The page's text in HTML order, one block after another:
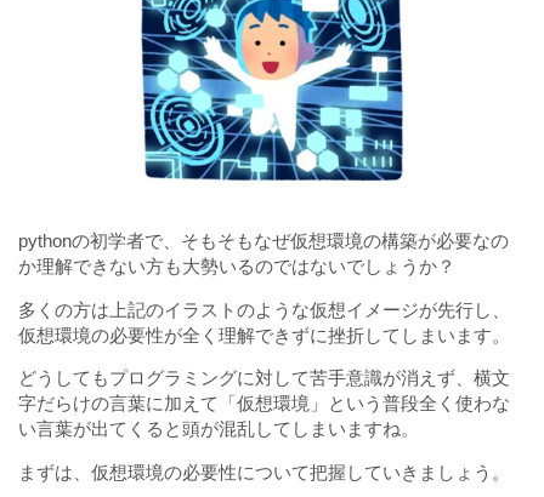
pythonの初学者で、そもそもなぜ仮想環境の構築が必要なの
か理解できない方も大勢いるのではないでしょうか？
多くの方は上記のイラストのような仮想イメージが先行し、
仮想環境の必要性が全く理解できずに挫折してしまいます。
どうしてもプログラミングに対して苦手意識が消えず、横文
字だらけの言葉に加えて「仮想環境」という普段全く使わな
い言葉が出てくると頭が混乱してしまいますね。
まずは、仮想環境の必要性について把握していきましょう。